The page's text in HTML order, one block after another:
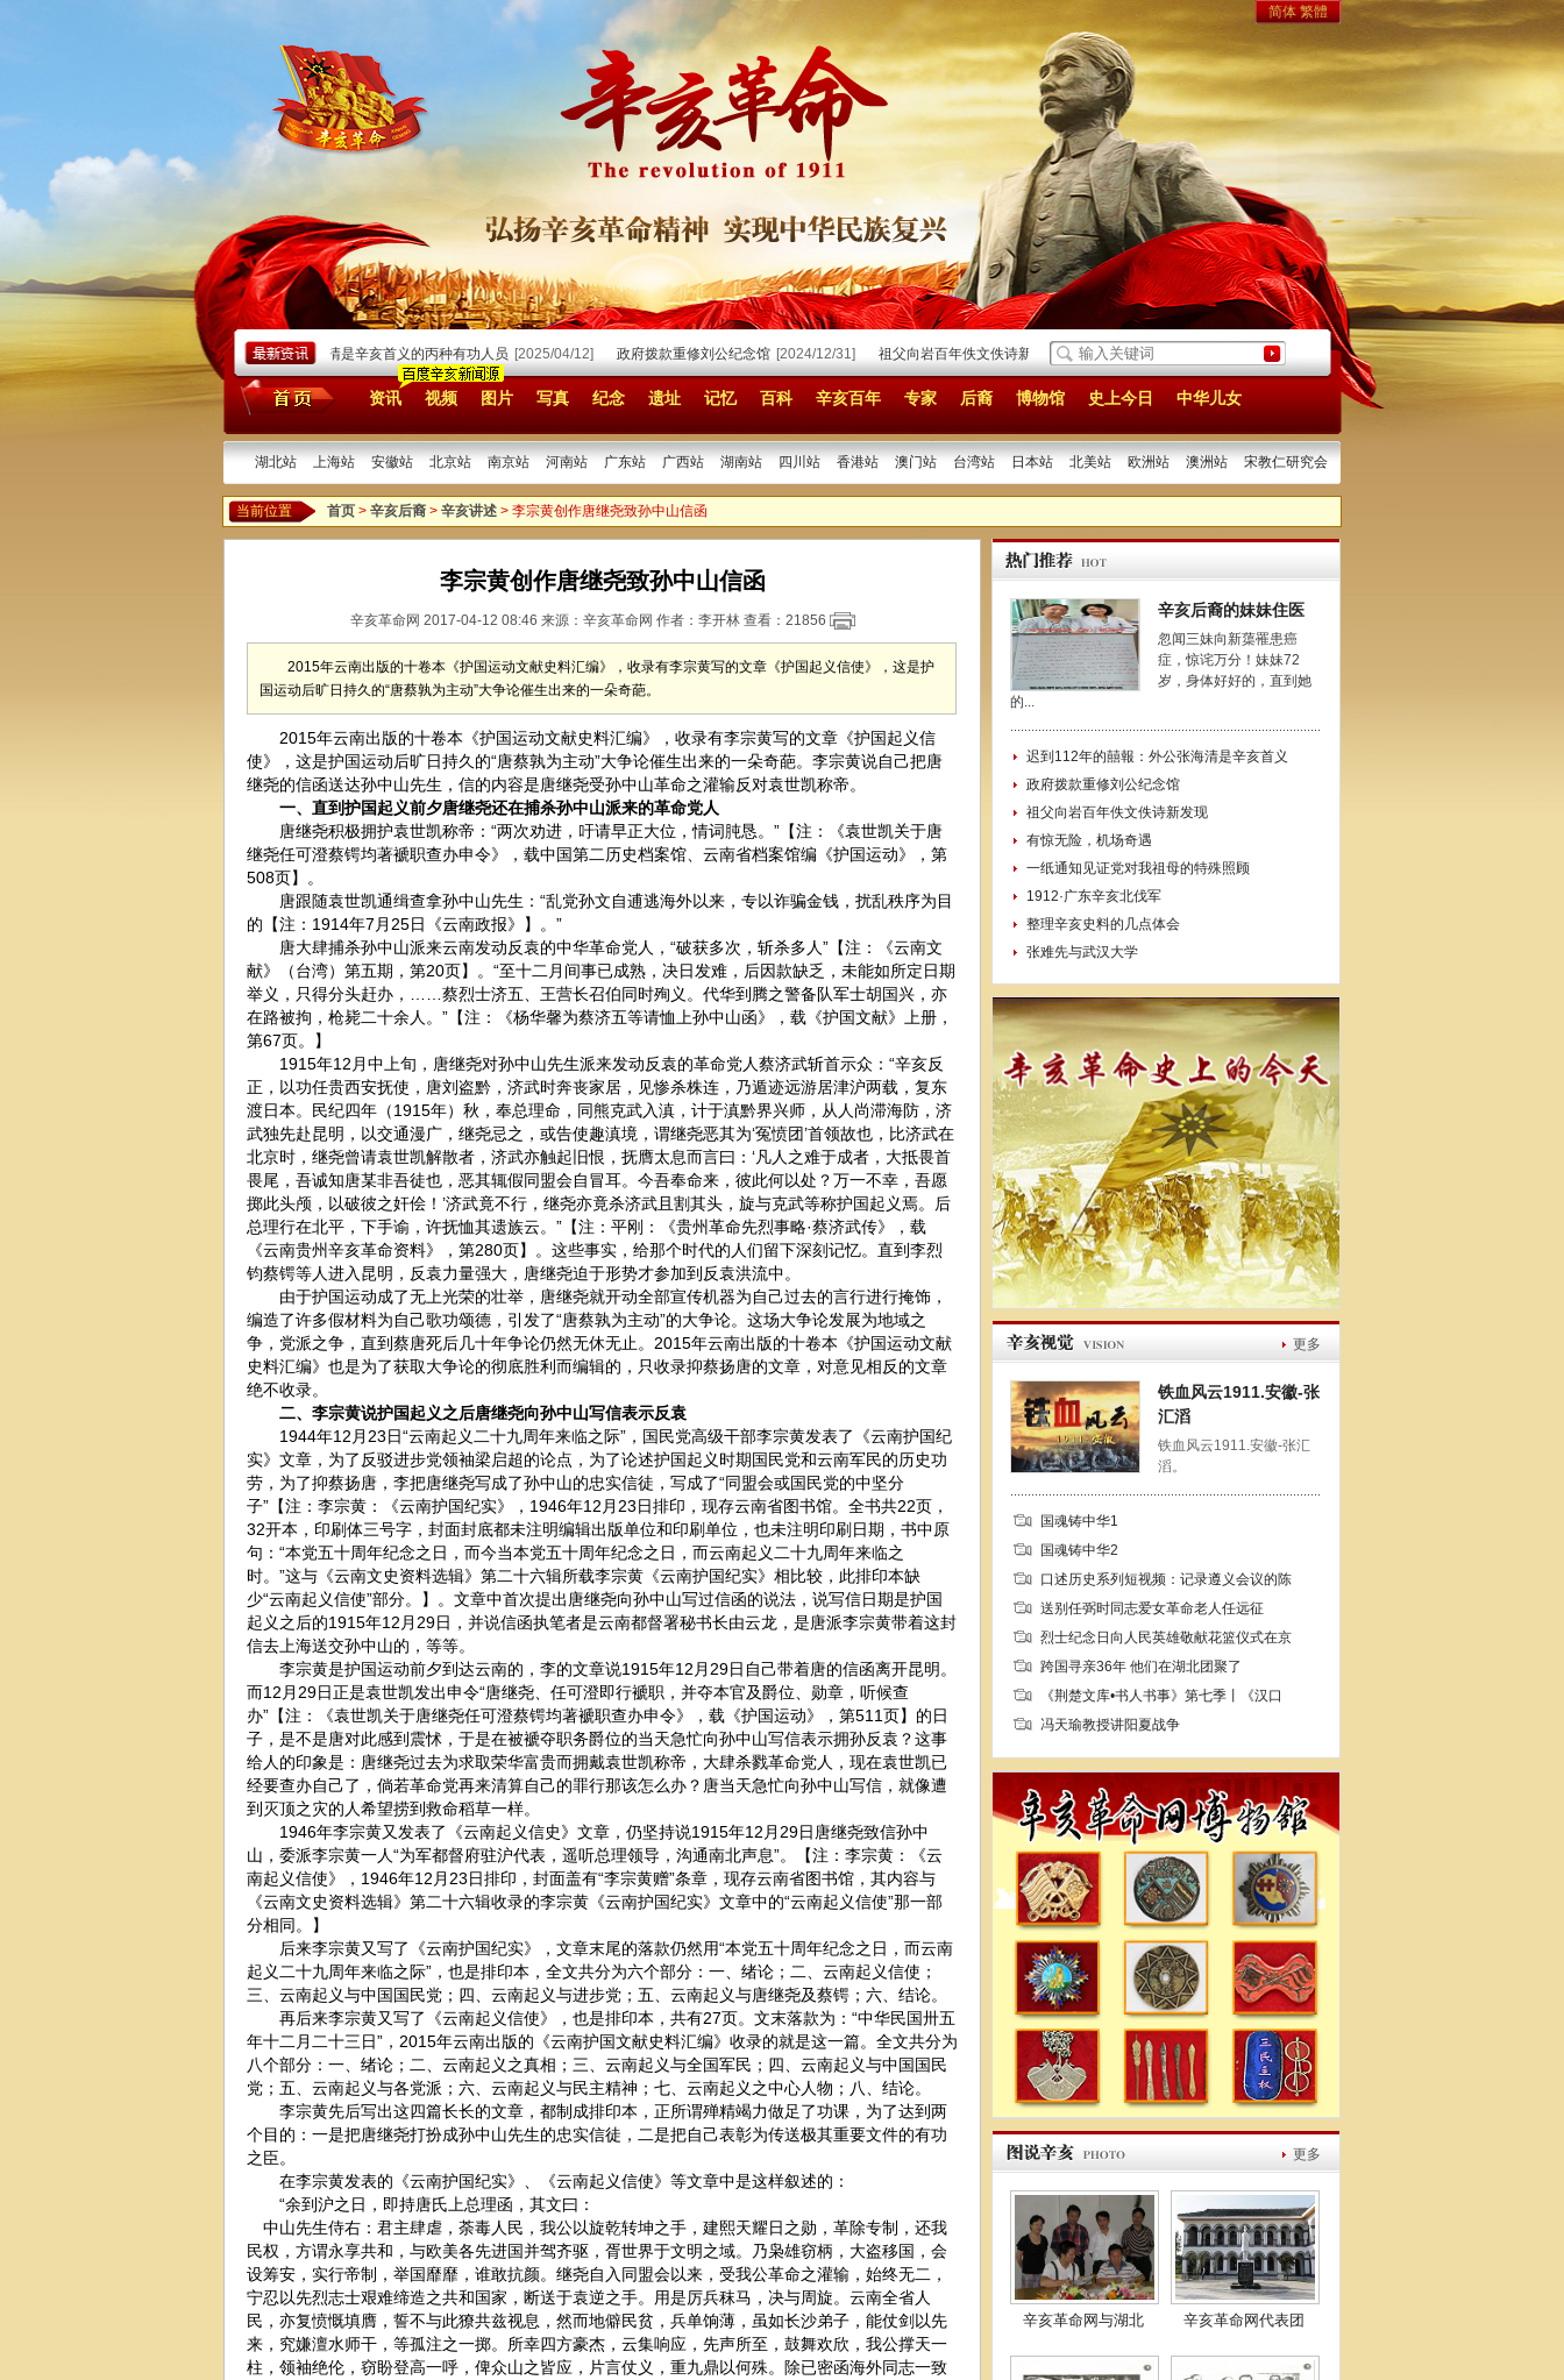
简体 繁體
[2025/09/17] 迟到112年的囍報：外公张海清是辛亥首义的丙种有功人员 [2025/04/12] 政府拨款重修刘公纪念馆 [2024/12/31] 祖父向岩百年佚文佚诗新发现 [2024/12/25] 一纸通知见证党对我祖母的特殊照顾 [2024/09/30] 1912·广东辛
资讯 视频 图片 写真 纪念 遗址 记忆 百科 辛亥百年 专家 后裔 博物馆 史上今日 中华儿女
湖北站 上海站 安徽站 北京站 南京站 河南站 广东站 广西站 湖南站 四川站 香港站 澳门站 台湾站 日本站 北美站 欧洲站 澳洲站 宋教仁研究会
当前位置 首页 > 辛亥后裔 > 辛亥讲述 > 李宗黄创作唐继尧致孙中山信函
李宗黄创作唐继尧致孙中山信函
辛亥革命网 2017-04-12 08:46 来源： 辛亥革命网 作者：李开林 查看： 21856
2015年云南出版的十卷本《护国运动文献史料汇编》，收录有李宗黄写的文章《护国起义信使》，这是护
国运动后旷日持久的“唐蔡孰为主动”大争论催生出来的一朵奇葩。
2015年云南出版的十卷本《护国运动文献史料汇编》，收录有李宗黄写的文章《护国起义信
使》，这是护国运动后旷日持久的“唐蔡孰为主动”大争论催生出来的一朵奇葩。李宗黄说自己把唐
继尧的信函送达孙中山先生，信的内容是唐继尧受孙中山革命之灌输反对袁世凯称帝。
一、直到护国起义前夕唐继尧还在捕杀孙中山派来的革命党人
唐继尧积极拥护袁世凯称帝：“两次劝进，吁请早正大位，情词肫恳。”【注：《袁世凯关于唐
继尧任可澄蔡锷均著褫职查办申令》，载中国第二历史档案馆、云南省档案馆编《护国运动》，第
508页】。
唐跟随袁世凯通缉查拿孙中山先生：“乱党孙文自逋逃海外以来，专以诈骗金钱，扰乱秩序为目
的【注：1914年7月25日《云南政报》】。”
唐大肆捕杀孙中山派来云南发动反袁的中华革命党人，“破获多次，斩杀多人”【注：《云南文
献》（台湾）第五期，第20页】。“至十二月间事已成熟，决日发难，后因款缺乏，未能如所定日期
举义，只得分头赶办，……蔡烈士济五、王营长召伯同时殉义。代华到腾之警备队军士胡国兴，亦
在路被拘，枪毙二十余人。”【注：《杨华馨为蔡济五等请恤上孙中山函》，载《护国文献》上册，
第67页。】
1915年12月中上旬，唐继尧对孙中山先生派来发动反袁的革命党人蔡济武斩首示众：“辛亥反
正，以功任贵西安抚使，唐刘盗黔，济武时奔丧家居，见惨杀株连，乃遁迹远游居津沪两载，复东
渡日本。民纪四年（1915年）秋，奉总理命，同熊克武入滇，计于滇黔界兴师，从人尚滞海防，济
武独先赴昆明，以交通漫广，继尧忌之，或告使趣滇境，谓继尧恶其为‘冤愤团’首领故也，比济武在
北京时，继尧曾请袁世凯解散者，济武亦触起旧恨，抚膺太息而言曰：‘凡人之难于成者，大抵畏首
畏尾，吾诚知唐某非吾徒也，恶其辄假同盟会自冒耳。今吾奉命来，彼此何以处？万一不幸，吾愿
掷此头颅，以破彼之奸侩！’济武竟不行，继尧亦竟杀济武且割其头，旋与克武等称护国起义焉。后
总理行在北平，下手谕，许抚恤其遗族云。”【注：平刚：《贵州革命先烈事略·蔡济武传》，载
《云南贵州辛亥革命资料》，第280页】。这些事实，给那个时代的人们留下深刻记忆。直到李烈
钧蔡锷等人进入昆明，反袁力量强大，唐继尧迫于形势才参加到反袁洪流中。
由于护国运动成了无上光荣的壮举，唐继尧就开动全部宣传机器为自己过去的言行进行掩饰，
编造了许多假材料为自己歌功颂德，引发了“唐蔡孰为主动”的大争论。这场大争论发展为地域之
争，党派之争，直到蔡唐死后几十年争论仍然无休无止。2015年云南出版的十卷本《护国运动文献
史料汇编》也是为了获取大争论的彻底胜利而编辑的，只收录抑蔡扬唐的文章，对意见相反的文章
绝不收录。
二、李宗黄说护国起义之后唐继尧向孙中山写信表示反袁
1944年12月23日“云南起义二十九周年来临之际”，国民党高级干部李宗黄发表了《云南护国纪
实》文章，为了反驳进步党领袖梁启超的论点，为了论述护国起义时期国民党和云南军民的历史功
劳，为了抑蔡扬唐，李把唐继尧写成了孙中山的忠实信徒，写成了“同盟会或国民党的中坚分
子”【注：李宗黄：《云南护国纪实》，1946年12月23日排印，现存云南省图书馆。全书共22页，
32开本，印刷体三号字，封面封底都未注明编辑出版单位和印刷单位，也未注明印刷日期，书中原
句：“本党五十周年纪念之日，而今当本党五十周年纪念之日，而云南起义二十九周年来临之
时。”这与《云南文史资料选辑》第二十六辑所载李宗黄《云南护国纪实》相比较，此排印本缺
少“云南起义信使”部分。】。文章中首次提出唐继尧向孙中山写过信函的说法，说写信日期是护国
起义之后的1915年12月29日，并说信函执笔者是云南都督署秘书长由云龙，是唐派李宗黄带着这封
信去上海送交孙中山的，等等。
李宗黄是护国运动前夕到达云南的，李的文章说1915年12月29日自己带着唐的信函离开昆明。
而12月29日正是袁世凯发出申令“唐继尧、任可澄即行褫职，并夺本官及爵位、勋章，听候查
办”【注：《袁世凯关于唐继尧任可澄蔡锷均著褫职查办申令》，载《护国运动》，第511页】的日
子，是不是唐对此感到震怵，于是在被褫夺职务爵位的当天急忙向孙中山写信表示拥孙反袁？这事
给人的印象是：唐继尧过去为求取荣华富贵而拥戴袁世凯称帝，大肆杀戮革命党人，现在袁世凯已
经要查办自己了，倘若革命党再来清算自己的罪行那该怎么办？唐当天急忙向孙中山写信，就像遭
到灭顶之灾的人希望捞到救命稻草一样。
1946年李宗黄又发表了《云南起义信史》文章，仍坚持说1915年12月29日唐继尧致信孙中
山，委派李宗黄一人“为军都督府驻沪代表，遥听总理领导，沟通南北声息”。【注：李宗黄：《云
南起义信使》，1946年12月23日排印，封面盖有“李宗黄赠”条章，现存云南省图书馆，其内容与
《云南文史资料选辑》第二十六辑收录的李宗黄《云南护国纪实》文章中的“云南起义信使”那一部
分相同。】
后来李宗黄又写了《云南护国纪实》，文章末尾的落款仍然用“本党五十周年纪念之日，而云南
起义二十九周年来临之际”，也是排印本，全文共分为六个部分：一、绪论；二、云南起义信使；
三、云南起义与中国国民党；四、云南起义与进步党；五、云南起义与唐继尧及蔡锷；六、结论。
再后来李宗黄又写了《云南起义信使》，也是排印本，共有27页。文末落款为：“中华民国卅五
年十二月二十三日”，2015年云南出版的《云南护国文献史料汇编》收录的就是这一篇。全文共分为
八个部分：一、绪论；二、云南起义之真相；三、云南起义与全国军民；四、云南起义与中国国民
党；五、云南起义与各党派；六、云南起义与民主精神；七、云南起义之中心人物；八、结论。
李宗黄先后写出这四篇长长的文章，都制成排印本，正所谓殚精竭力做足了功课，为了达到两
个目的：一是把唐继尧打扮成孙中山先生的忠实信徒，二是把自己表彰为传送极其重要文件的有功
之臣。
在李宗黄发表的《云南护国纪实》、《云南起义信使》等文章中是这样叙述的：
“余到沪之日，即持唐氏上总理函，其文曰：
中山先生侍右：君主肆虐，荼毒人民，我公以旋乾转坤之手，建熙天耀日之勋，革除专制，还我
民权，方谓永享共和，与欧美各先进国并驾齐驱，胥世界于文明之域。乃枭雄窃柄，大盗移国，会
设筹安，实行帝制，举国靡靡，谁敢抗颜。继尧自入同盟会以来，受我公革命之灌输，始终无二，
宁忍以先烈志士艰难缔造之共和国家，断送于袁逆之手。用是厉兵秣马，决与周旋。云南全省人
民，亦复愤慨填膺，誓不与此獠共兹视息，然而地僻民贫，兵单饷薄，虽如长沙弟子，能仗剑以先
来，究嫌澶水师干，等孤注之一掷。所幸四方豪杰，云集响应，先声所至，鼓舞欢欣，我公撑天一
柱，领袖绝伦，窃盼登高一呼，俾众山之皆应，片言仗义，重九鼎以何殊。除已密函海外同志一致
辛亥后裔的妹妹住医
忽闻三妹向新蕖罹患癌
症，惊诧万分！妹妹72
岁，身体好好的，直到她
的...
迟到112年的囍報：外公张海清是辛亥首义
政府拨款重修刘公纪念馆
祖父向岩百年佚文佚诗新发现
有惊无险，机场奇遇
一纸通知见证党对我祖母的特殊照顾
1912·广东辛亥北伐军
整理辛亥史料的几点体会
张难先与武汉大学
更多
铁血风云1911.安徽-张
汇滔
铁血风云1911.安徽-张汇
滔。
国魂铸中华1
国魂铸中华2
口述历史系列短视频：记录遵义会议的陈
送别任弼时同志爱女革命老人任远征
烈士纪念日向人民英雄敬献花篮仪式在京
跨国寻亲36年 他们在湖北团聚了
《荆楚文库•书人书事》第七季丨《汉口
冯天瑜教授讲阳夏战争
更多
辛亥革命网与湖北 辛亥革命网代表团